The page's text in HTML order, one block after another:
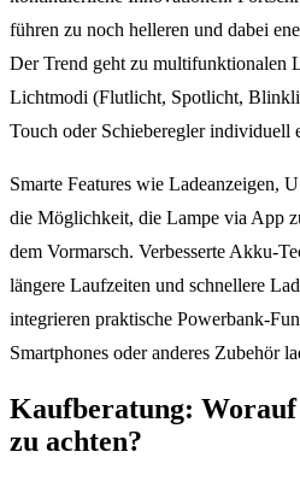
führen zu noch helleren und dabei
Der Trend geht zu multifunktionalen
Lichtmodi (Flutlicht, Spotlicht,
Touch oder Schieberegler individuell
Smarte Features wie Ladeanzeigen,
die Möglichkeit, die Lampe via App
dem Vormarsch. Verbesserte Akku-
längere Laufzeiten und schnellere
integrieren praktische Powerbank-
Smartphones oder anderes Zubehör
Kaufberatung:
zu achten?